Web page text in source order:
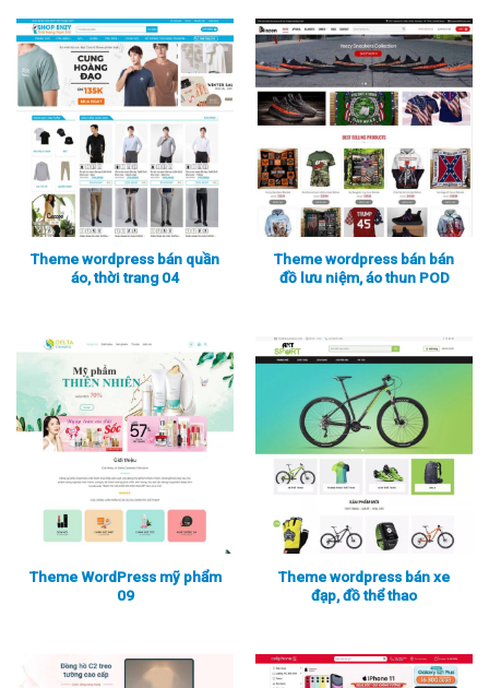
Xem thực tế Xem chi tiết Xem thực tế Xem chi tiết
Xem thực tế Xem chi tiết
Theme wordpress bán quần
áo, thời trang 04
Xem thực tế Xem chi tiết
Theme wordpress bán bán
đồ lưu niệm, áo thun POD
Xem thực tế Xem chi tiết
Theme WordPress mỹ phẩm
09
Xem thực tế Xem chi tiết
Theme wordpress bán xe
đạp, đồ thể thao